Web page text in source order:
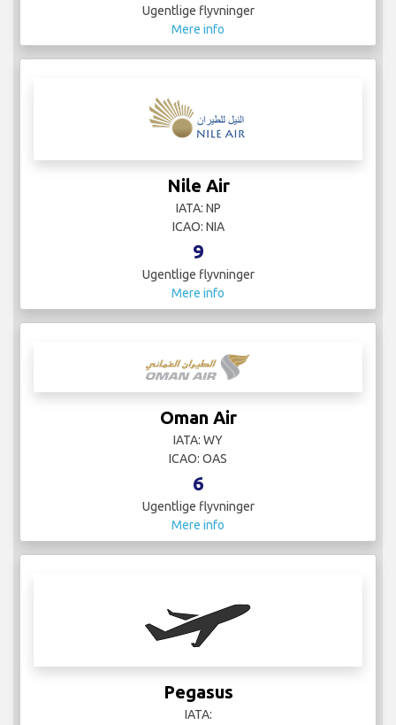
Ugentlige flyvninger
Mere info
Nile Air
IATA: NP
ICAO: NIA
9
Ugentlige flyvninger
Mere info
Oman Air
IATA: WY
ICAO: OAS
6
Ugentlige flyvninger
Mere info
Pegasus
IATA: